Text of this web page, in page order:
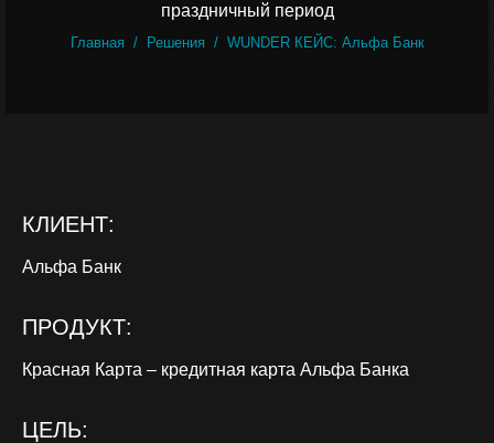
праздничный период
Вы здесь:
Главная Решения WUNDER КЕЙС: Альфа Банк
КЛИЕНТ:
Альфа Банк
ПРОДУКТ:
Красная Карта – кредитная карта Альфа Банка
ЦЕЛЬ: